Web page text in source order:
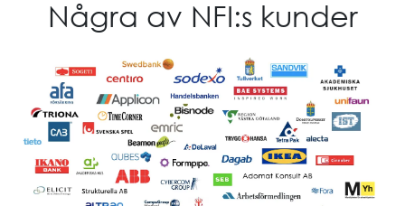
Några av NFI:s kunder